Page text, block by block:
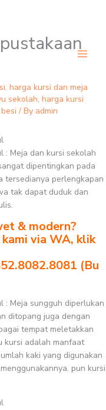
, harga kursi dan meja
sekolah, harga kursi
/ By admin
: Meja dan kursi sekolah
dipentingkan pada
tersedianya perlengkapan
tak dapat duduk dan
& modern?
via WA, klik
(Bu
: Meja sungguh diperlukan
ditopang juga dengan
tempat meletakkan
kursi adalah manfaat
kaki yang digunakan
pun kursi